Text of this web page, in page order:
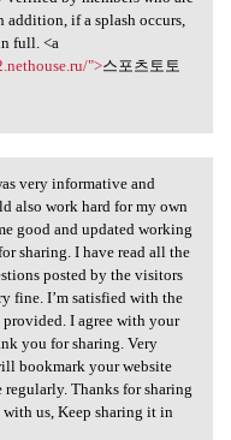
if a splash occurs,
full. <a
">스포츠토토
was very
very informative and
also work hard for my own
good and updated working
sharing. I have read all the
posted by the visitors
fine. I’m satisfied with the
I agree with your
you for sharing. Very
bookmark your website
regularly. Thanks for sharing
us, Keep sharing it in